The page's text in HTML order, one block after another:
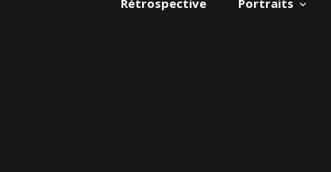
Rétrospective Portraits